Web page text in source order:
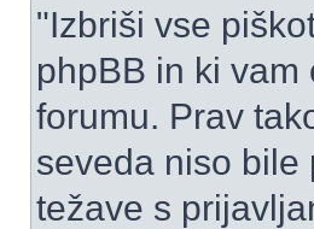
"Izbriši vse
phpBB in ki
forumu. Prav
seveda niso bile
težave s